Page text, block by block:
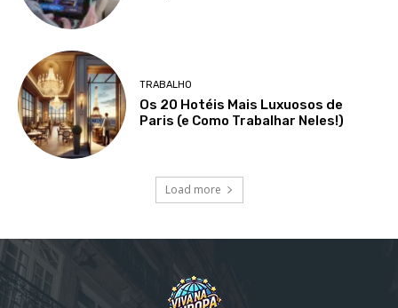
TRABALHO
Os 20 Hotéis Mais Luxuosos de
Paris (e Como Trabalhar Neles!)
Load more